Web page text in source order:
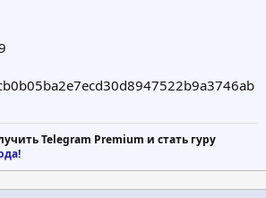
Telegram Premium и стать гуру